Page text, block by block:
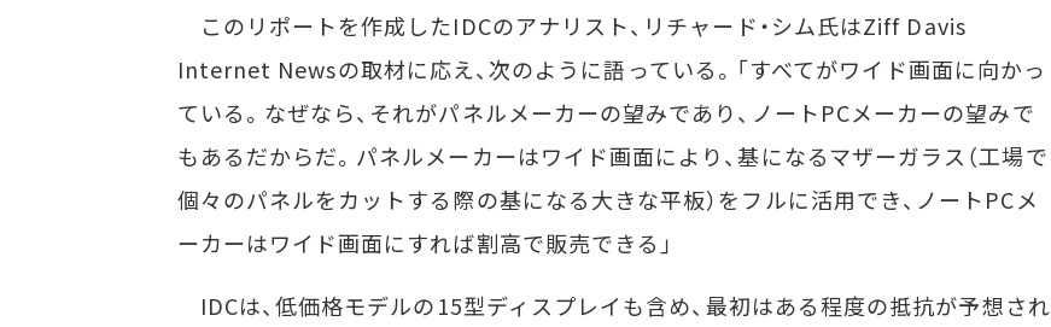
このリポートを作成したIDCのアナリスト、リチャード・シム氏はZiff Davis
Internet Newsの取材に応え、次のように語っている。「すべてがワイド画面に向かっ
ている。なぜなら、それがパネルメーカーの望みであり、ノートPCメーカーの望みで
もあるだからだ。パネルメーカーはワイド画面により、基になるマザーガラス（工場で
個々のパネルをカットする際の基になる大きな平板）をフルに活用でき、ノートPCメ
ーカーはワイド画面にすれば割高で販売できる」
IDCは、低価格モデルの15型ディスプレイも含め、最初はある程度の抵抗が予想され